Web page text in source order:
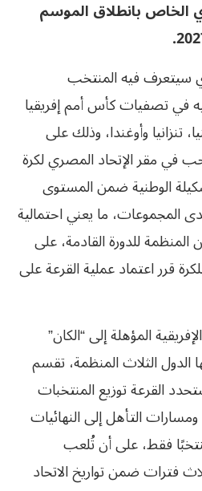
الخاص بانطلاق الموسم
سيتعرف فيه المنتخب
في تصفيات كأس أمم إفريقيا
تنزانيا وأوغندا، وذلك على
مقر الإتحاد المصري لكرة
الوطنية ضمن المستوى
المجموعات، ما يعني احتمالية
للدورة القادمة، على
قرر اعتماد عملية القرعة على
المؤهلة إلى “الكان”
بما فيها الدول الثلاث المنظمة، تقسم
القرعة توزيع المنتخبات
التأهل إلى النهائيات
ستعرف حضور 24 منتخبًا فقط، على أن تُلعب
فترات ضمن تواريخ الاتحاد